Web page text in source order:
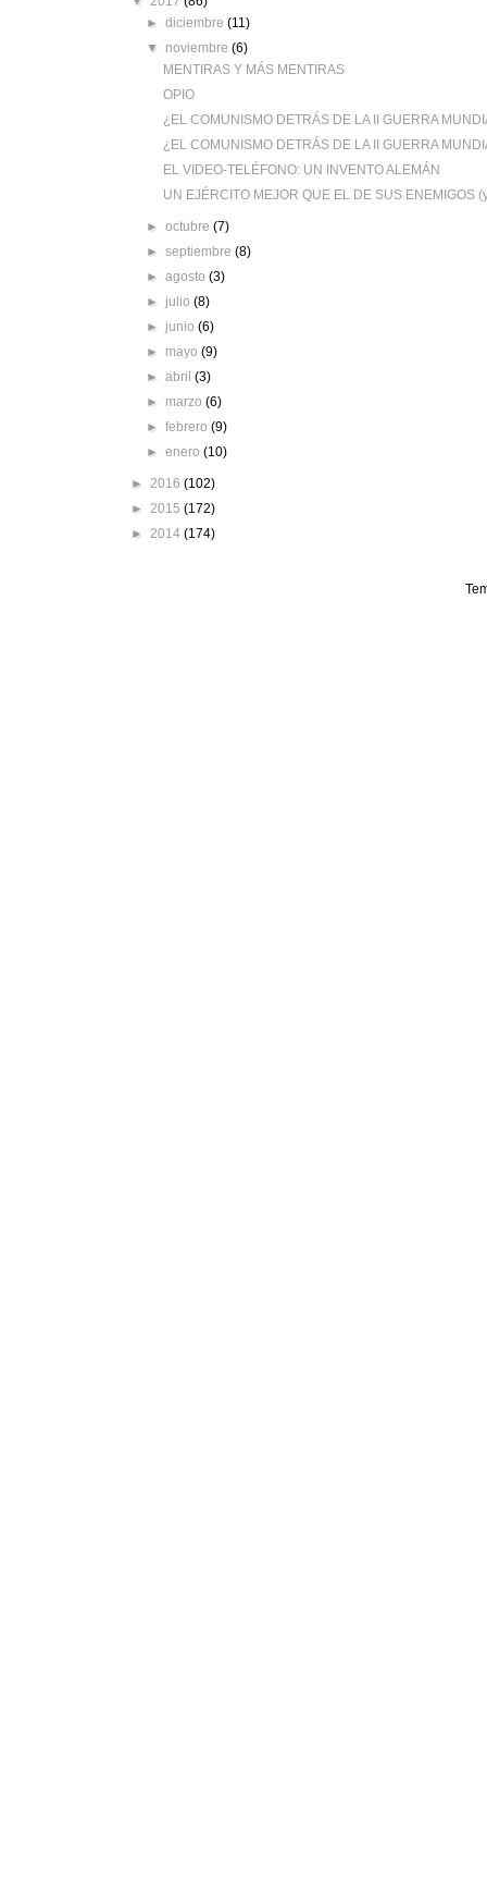
►diciembre(11)
▼ noviembre(6)
MENTIRAS Y MÁS MENTIRAS
OPIO
¿EL COMUNISMO DETRÁS DE LA II GUERRA
¿EL COMUNISMO DETRÁS DE LA II GUERRA
EL VIDEO-TELÉFONO: UN INVENTO ALEMÁN
UN EJÉRCITO MEJOR QUE EL DE SUS ENEMIGOS
►octubre(7)
►septiembre(8)
►agosto(3)
► julio(8)
► junio(6)
► mayo(9)
►abril(3)
► marzo(6)
►febrero(9)
►enero(10)
► 2016 (102)
► 2015 (172)
► 2014 (174)